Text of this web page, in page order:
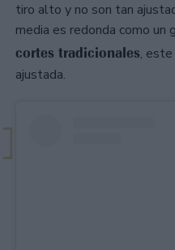
tiro alto y no son tan
media es redonda como un
cortes tradicionales,
ajustada.